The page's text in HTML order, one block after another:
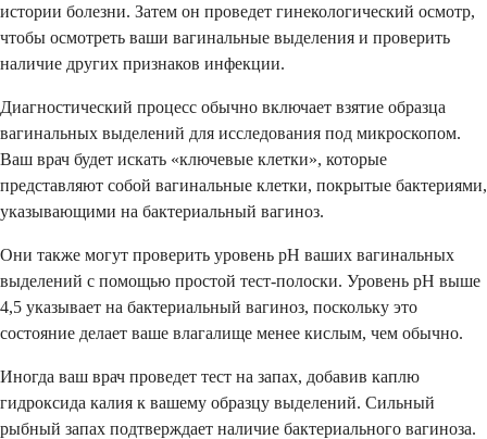
истории болезни. Затем он проведет гинекологический осмотр,
чтобы осмотреть ваши вагинальные выделения и проверить
наличие других признаков инфекции.
Диагностический процесс обычно включает взятие образца
вагинальных выделений для исследования под микроскопом.
Ваш врач будет искать «ключевые клетки», которые
представляют собой вагинальные клетки, покрытые бактериями,
указывающими на бактериальный вагиноз.
Они также могут проверить уровень pH ваших вагинальных
выделений с помощью простой тест-полоски. Уровень pH выше
4,5 указывает на бактериальный вагиноз, поскольку это
состояние делает ваше влагалище менее кислым, чем обычно.
Иногда ваш врач проведет тест на запах, добавив каплю
гидроксида калия к вашему образцу выделений. Сильный
рыбный запах подтверждает наличие бактериального вагиноза.